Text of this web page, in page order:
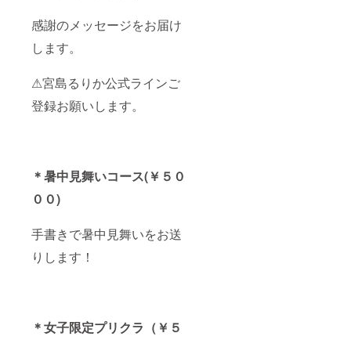
感謝のメッセージをお届け
します。
⚠宮島るりか公式ラインご
登録お願いします。
＊暑中見舞いコース(￥５０
００)
手書きで暑中見舞いをお送
りします！
＊女子限定プリクラ（￥５